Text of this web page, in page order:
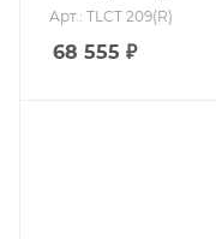
Арт.: TLCT 209(R)
68 555 ₽